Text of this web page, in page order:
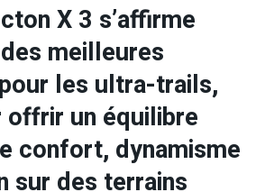
X 3 s’affirme
meilleures
les ultra-trails,
offrir un équilibre
confort, dynamisme
sur des terrains